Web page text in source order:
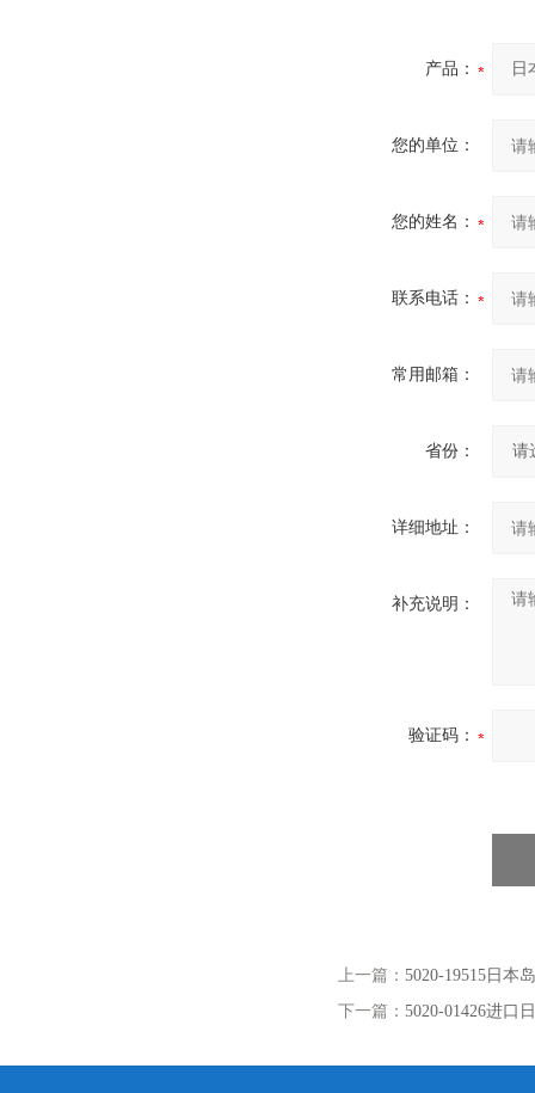
产品：
您的单位：
您的姓名：
联系电话：
常用邮箱：
省份：
详细地址：
补充说明：
验证码：
上一篇： 5020-19515日本
下一篇： 5020-01426进口